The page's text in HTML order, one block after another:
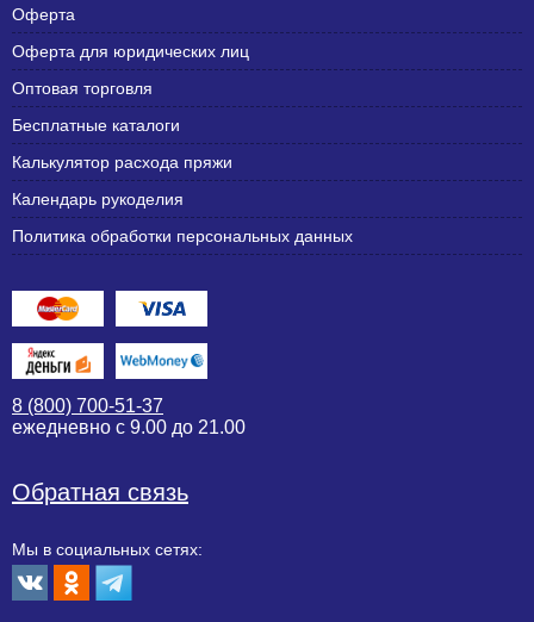
Оферта
Оферта для юридических лиц
Оптовая торговля
Бесплатные каталоги
Калькулятор расхода пряжи
Календарь рукоделия
Политика обработки персональных данных
8 (800) 700-51-37
ежедневно с 9.00 до 21.00
Обратная связь
Мы в социальных сетях: